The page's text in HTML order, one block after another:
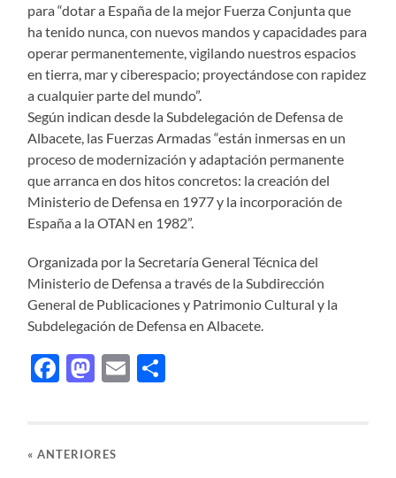
para “dotar a España de la mejor Fuerza Conjunta que
ha tenido nunca, con nuevos mandos y capacidades para
operar permanentemente, vigilando nuestros espacios
en tierra, mar y ciberespacio; proyectándose con rapidez
a cualquier parte del mundo”.
Según indican desde la Subdelegación de Defensa de
Albacete, las Fuerzas Armadas “están inmersas en un
proceso de modernización y adaptación permanente
que arranca en dos hitos concretos: la creación del
Ministerio de Defensa en 1977 y la incorporación de
España a la OTAN en 1982”.
Organizada por la Secretaría General Técnica del
Ministerio de Defensa a través de la Subdirección
General de Publicaciones y Patrimonio Cultural y la
Subdelegación de Defensa en Albacete.
Facebook
Mastodon
Email
«ANTERIORES